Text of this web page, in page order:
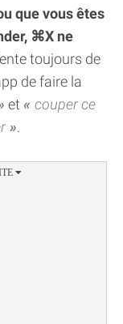
que vous êtes
⌘X ne
toujours de
de faire la
et
couper ce
.